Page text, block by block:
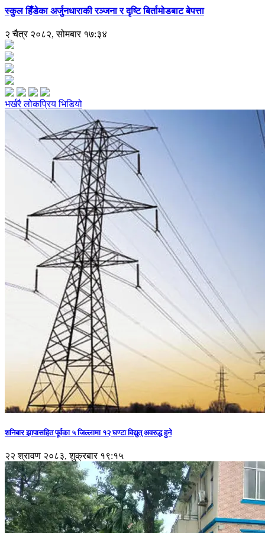
स्कुल हिँडेका अर्जुनधाराकी रञ्जना र दृष्टि बिर्तामोडबाट बेपत्ता
२ चैत्र २०८२, सोमबार १७:३४
भर्खरैलोकप्रियभिडियो
शनिबार झापासहित पूर्वका ५ जिल्लामा १२ घण्टा विद्युत् अवरुद्ध हुने
२२ श्रावण २०८३, शुक्रबार १९:१५